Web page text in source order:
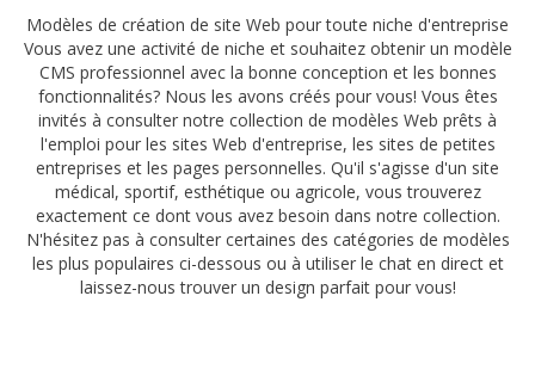
Modèles de création de site Web pour toute niche d'entreprise
Vous avez une activité de niche et souhaitez obtenir un modèle
CMS professionnel avec la bonne conception et les bonnes
fonctionnalités? Nous les avons créés pour vous! Vous êtes
invités à consulter notre collection de modèles Web prêts à
l'emploi pour les sites Web d'entreprise, les sites de petites
entreprises et les pages personnelles. Qu'il s'agisse d'un site
médical, sportif, esthétique ou agricole, vous trouverez
exactement ce dont vous avez besoin dans notre collection.
N'hésitez pas à consulter certaines des catégories de modèles
les plus populaires ci-dessous ou à utiliser le chat en direct et
laissez-nous trouver un design parfait pour vous!